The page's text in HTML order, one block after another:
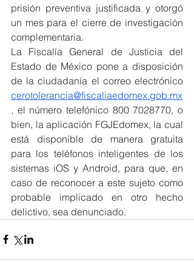
prisión preventiva justificada y otorgó
un mes para el cierre de investigación
complementaria.
La Fiscalía General de Justicia del
Estado de México pone a disposición
cerotolerancia@fiscaliaedomex.gob.mx
, el número telefónico 800 7028770, o
bien, la aplicación FGJEdomex, la cual
está disponible de manera gratuita
para los teléfonos inteligentes de los
sistemas iOS y Android, para que, en
caso de reconocer a este sujeto como
probable implicado en otro hecho
delictivo, sea denunciado.